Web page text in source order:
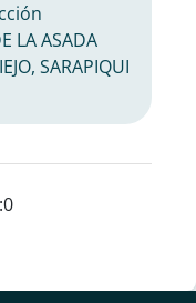
LA ASADA
SARAPIQUI
0